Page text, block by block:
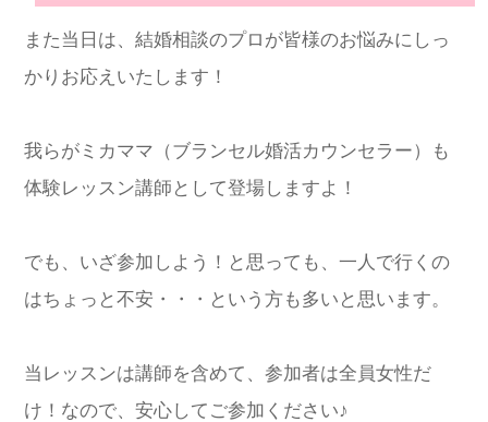
また当日は、結婚相談のプロが皆様のお悩みにしっ
かりお応えいたします！
我らがミカママ（ブランセル婚活カウンセラー）も
体験レッスン講師として登場しますよ！
でも、いざ参加しよう！と思っても、一人で行くの
はちょっと不安・・・という方も多いと思います。
当レッスンは講師を含めて、参加者は全員女性だ
け！なので、安心してご参加ください♪